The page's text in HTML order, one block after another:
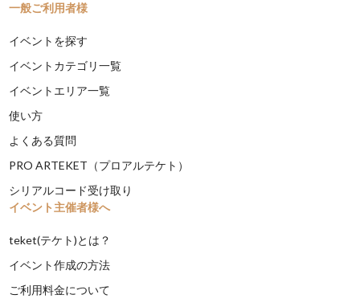
一般ご利用者様
イベントを探す
イベントカテゴリ一覧
イベントエリア一覧
使い方
よくある質問
PRO ARTEKET（プロアルテケト）
シリアルコード受け取り
イベント主催者様へ
teket(テケト)とは？
イベント作成の方法
ご利用料金について